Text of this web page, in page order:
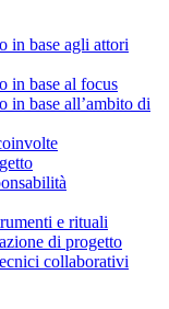
in base agli attori
in base al focus
in base all’ambito di
e rituali
di progetto
collaborativi